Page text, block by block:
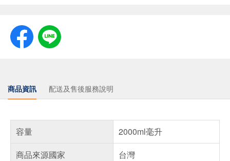
商品資訊 配送及售後服務說明
容量
2000ml毫升
商品來源國家
台灣